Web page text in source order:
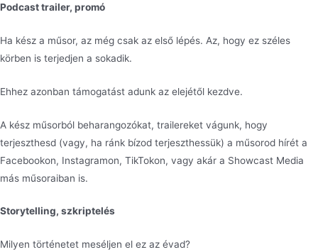
Podcast trailer, promó
Ha kész a műsor, az még csak az első lépés. Az, hogy ez széles
körben is terjedjen a sokadik.
Ehhez azonban támogatást adunk az elejétől kezdve.
A kész műsorból beharangozókat, trailereket vágunk, hogy
terjeszthesd (vagy, ha ránk bízod terjeszthessük) a műsorod hírét a
Facebookon, Instagramon, TikTokon, vagy akár a Showcast Media
más műsoraiban is.
Storytelling, szkriptelés
Milyen történetet meséljen el ez az évad?